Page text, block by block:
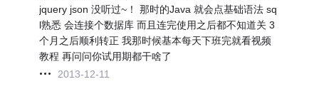
jquery json 没听过~！ 那时的Java 就会点基础语法 sq
l熟悉 会连接个数据库 而且连完使用之后都不知道关 3
个月之后顺利转正 我那时候基本每天下班完就看视频
教程 再问问你试用期都干啥了
2013-12-11